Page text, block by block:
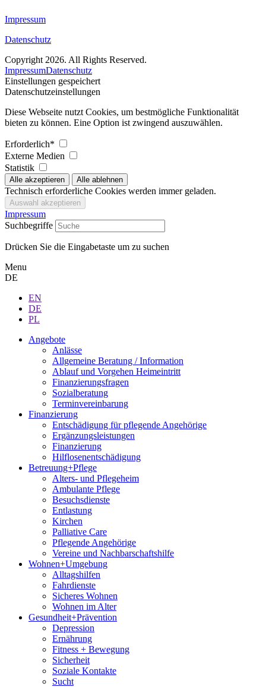
Impressum
Datenschutz
Copyright 2026. All Rights Reserved.
ImpressumDatenschutz
Einstellungen gespeichert
Datenschutzeinstellungen
Diese Webseite nutzt Cookies, um bestmögliche Funktionalität
bieten zu können. Eine Option ist zwingend auszuwählen.
Erforderlich*
Externe Medien
Statistik
Technisch erforderliche Cookies werden immer geladen.
Impressum
Suchbegriffe
Drücken Sie die Eingabetaste um zu suchen
Menu
DE
EN
DE
PL
Angebote
Anlässe
Allgemeine Beratung / Information
Ablauf und Vorgehen Heimeintritt
Finanzierungsfragen
Sozialberatung
Terminvereinbarung
Finanzierung
Entschädigung für pflegende Angehörige
Ergänzungsleistungen
Finanzierung
Hilflosenentschädigung
Betreuung+Pflege
Alters- und Pflegeheim
Ambulante Pflege
Besuchsdienste
Entlastung
Kirchen
Palliative Care
Pflegende Angehörige
Vereine und Nachbarschaftshilfe
Wohnen+Umgebung
Alltagshilfen
Fahrdienste
Sicheres Wohnen
Wohnen im Alter
Gesundheit+Prävention
Depression
Ernährung
Fitness + Bewegung
Sicherheit
Soziale Kontakte
Sucht